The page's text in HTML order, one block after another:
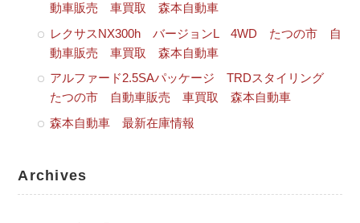
動車販売 車買取 森本自動車
レクサスNX300h バージョンL 4WD たつの市 自
動車販売 車買取 森本自動車
アルファード2.5SAパッケージ TRDスタイリング
たつの市 自動車販売 車買取 森本自動車
森本自動車 最新在庫情報
Archives